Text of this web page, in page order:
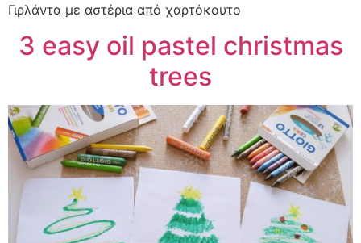
Γιρλάντα με αστέρια από χαρτόκουτο
3 easy oil pastel christmas
trees